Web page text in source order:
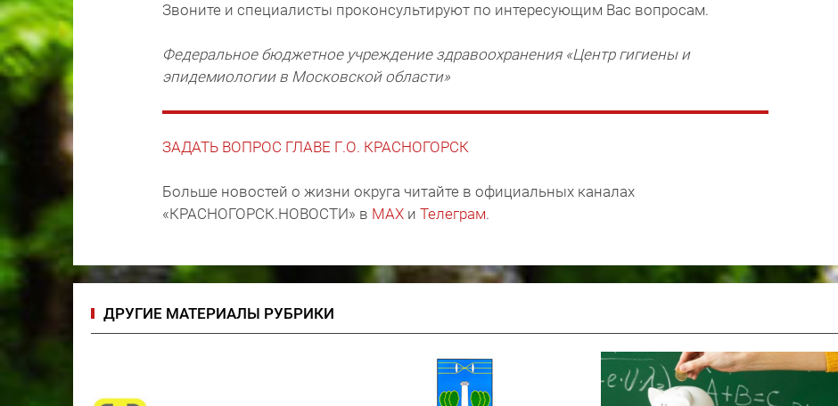
Звоните и специалисты проконсультируют по интересующим Вас вопросам.
Федеральное бюджетное учреждение здравоохранения «Центр гигиены и
эпидемиологии в Московской области»
ЗАДАТЬ ВОПРОС ГЛАВЕ Г.О. КРАСНОГОРСК
Больше новостей о жизни округа читайте в официальных каналах
«КРАСНОГОРСК.НОВОСТИ» в MAX и Телеграм.
ДРУГИЕ МАТЕРИАЛЫ РУБРИКИ